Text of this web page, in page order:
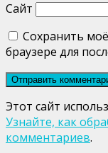
Сайт
Сохранить
браузере для
Этот сайт
Узнайте, как
комментариев.